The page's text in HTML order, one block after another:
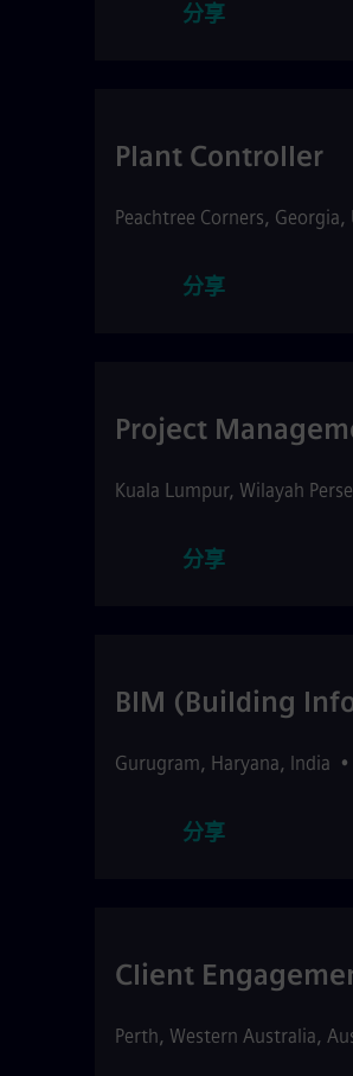
分享
Plant Controller
Peachtree Corners, Georgia,
分享
Project
Kuala Lumpur, Wilayah
分享
BIM (Building
Gurugram, Haryana, India •
分享
Client
Perth, Western Australia,